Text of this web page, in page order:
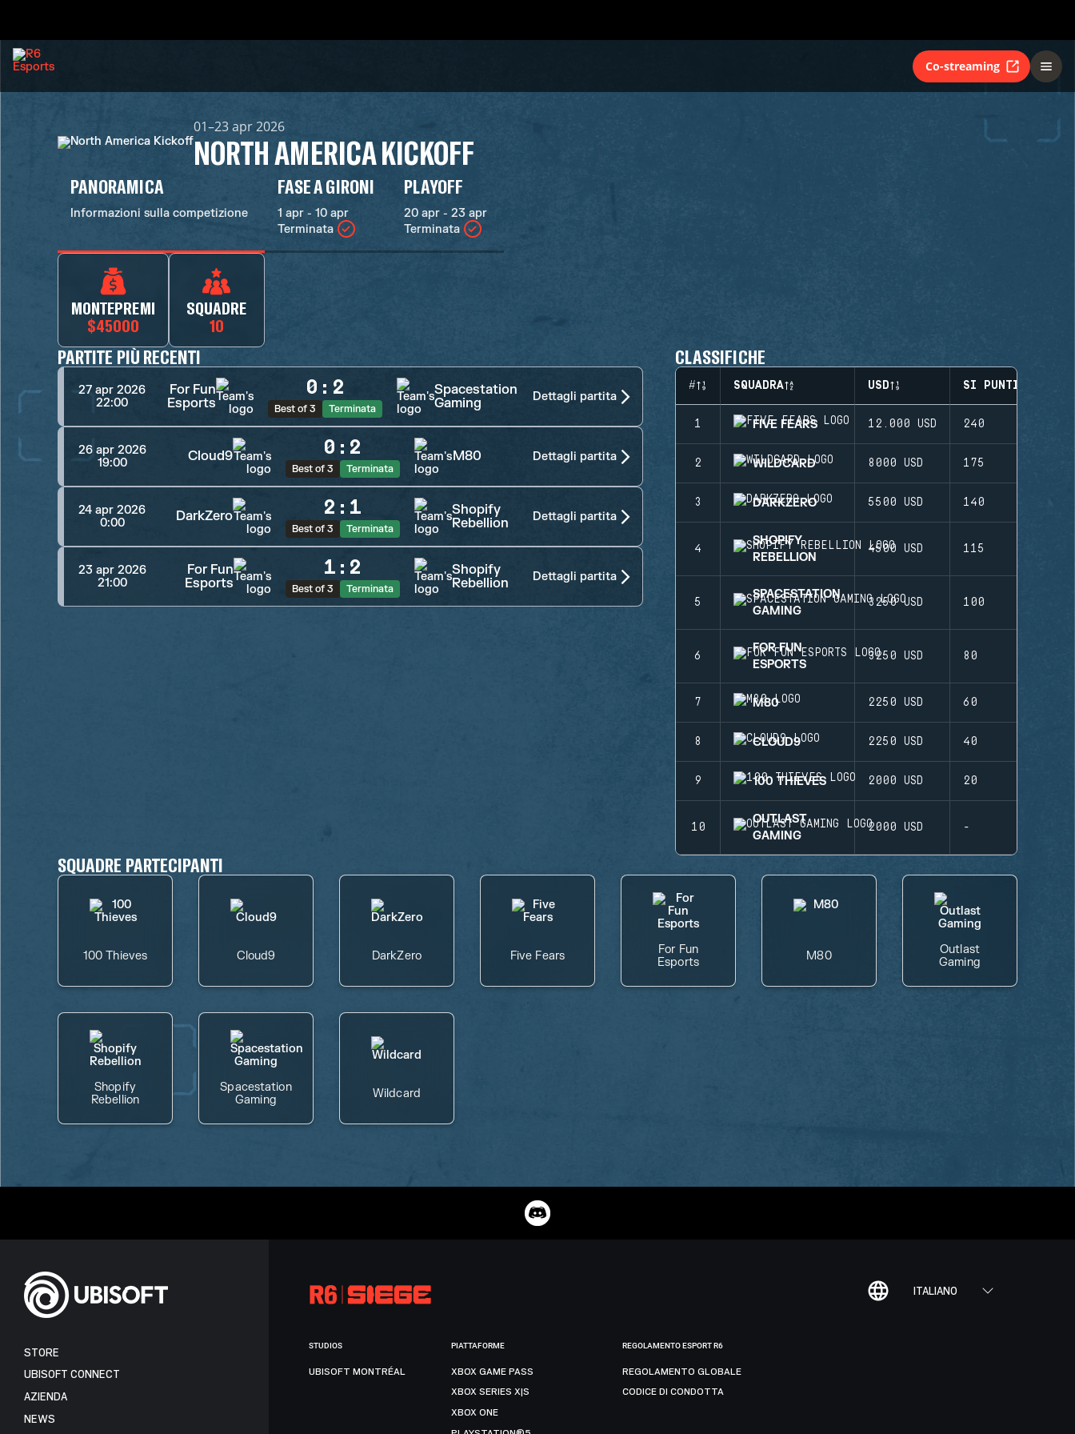
Co-streaming
01–23 apr 2026
NORTH AMERICA KICKOFF
PANORAMICA
Informazioni sulla competizione
FASE A GIRONI
1 apr - 10 apr
Terminata
PLAYOFF
20 apr - 23 apr
Terminata
MONTEPREMI
$45000
SQUADRE
10
PARTITE PIÙ RECENTI
27 apr 2026
22:00
For Fun
Esports
0 : 2
Best of 3 Terminata
Spacestation
Gaming
Dettagli partita
26 apr 2026
19:00
Cloud9 0 : 2
Best of 3 Terminata
M80 Dettagli partita
24 apr 2026
0:00
DarkZero 2 : 1
Best of 3 Terminata
Shopify
Rebellion
Dettagli partita
23 apr 2026
21:00
For Fun
Esports
1 : 2
Best of 3 Terminata
Shopify
Rebellion
Dettagli partita
CLASSIFICHE
# SQUADRA USD SI PUNTI
1 FIVE FEARS 12.000 USD 240
2 WILDCARD 8000 USD 175
3 DARKZERO 5500 USD 140
4
SHOPIFY
REBELLION
4500 USD 115
5
SPACESTATION
GAMING
3250 USD 100
6
FOR FUN
ESPORTS
3250 USD 80
7 M80 2250 USD 60
8 CLOUD9 2250 USD 40
9 100 THIEVES 2000 USD 20
10
OUTLAST
GAMING
2000 USD -
SQUADRE PARTECIPANTI
100 Thieves Cloud9 DarkZero Five Fears
For Fun
Esports
M80
Outlast
Gaming
Shopify
Rebellion
Spacestation
Gaming
Wildcard
ITALIANO
STORE
UBISOFT CONNECT
AZIENDA
NEWS
STUDIOS
UBISOFT MONTRÉAL
PIATTAFORME
XBOX GAME PASS
XBOX SERIES X|S
XBOX ONE
REGOLAMENTO ESPORT R6
REGOLAMENTO GLOBALE
CODICE DI CONDOTTA